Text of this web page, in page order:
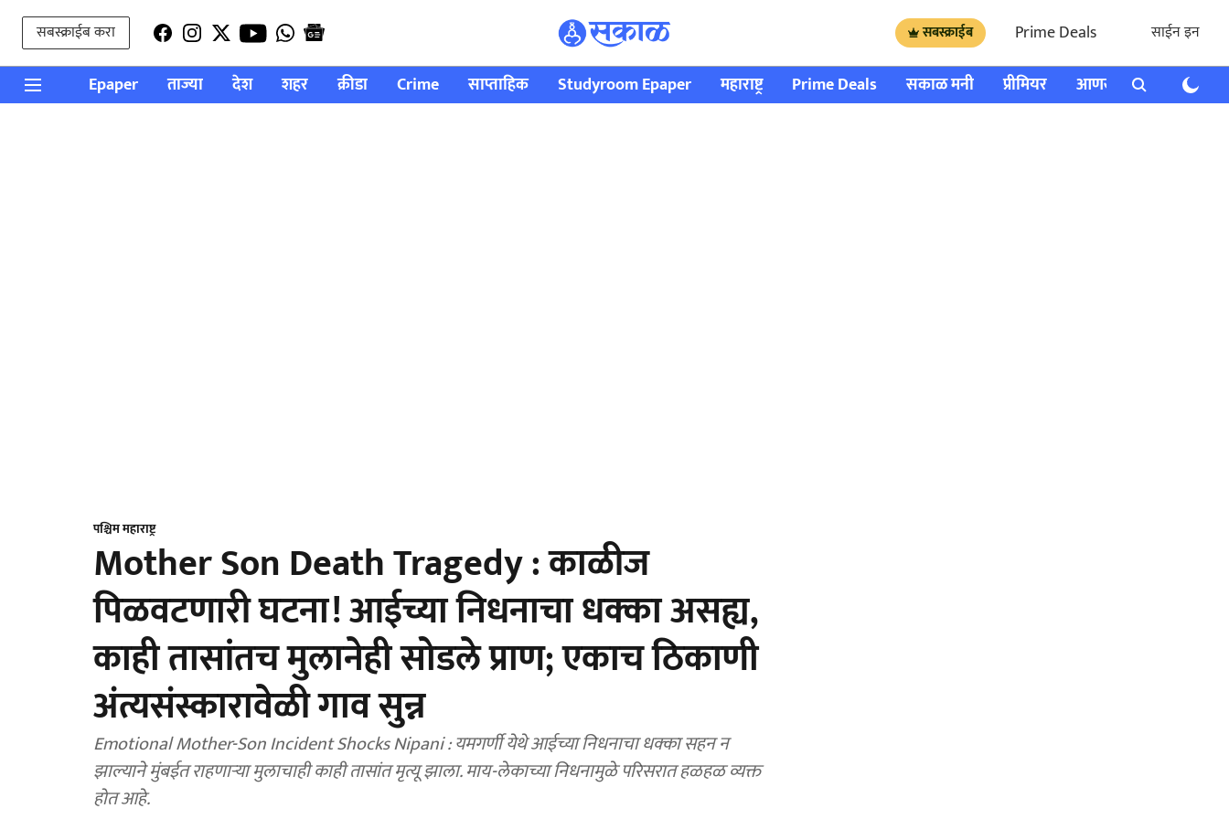
सबस्क्राईब करा सबस्क्राईब Prime Deals साईन इन
Epaper ताज्या देश शहर क्रीडा Crime साप्ताहिक Studyroom Epaper महाराष्ट्र Prime Deals सकाळ मनी प्रीमियर आणखी राशी भविष्य
पश्चिम महाराष्ट्र
Mother Son Death Tragedy : काळीज
पिळवटणारी घटना! आईच्या निधनाचा धक्का असह्य,
काही तासांतच मुलानेही सोडले प्राण; एकाच ठिकाणी
अंत्यसंस्कारावेळी गाव सुन्न
Emotional Mother-Son Incident Shocks Nipani : यमगर्णी येथे आईच्या निधनाचा धक्का सहन न
झाल्याने मुंबईत राहणाऱ्या मुलाचाही काही तासांत मृत्यू झाला. माय-लेकाच्या निधनामुळे परिसरात हळहळ व्यक्त
होत आहे.